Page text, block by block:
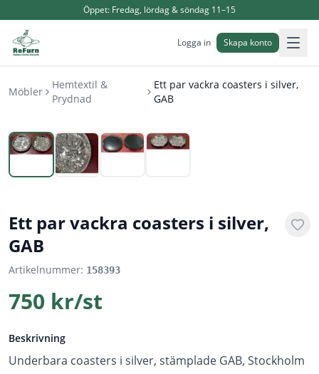
Öppet: Fredag, lördag & söndag 11–15
Logga in Skapa konto
Möbler
Hemtextil &
Prydnad
Ett par vackra coasters i silver,
GAB
Ett par vackra coasters i silver,
GAB
Artikelnummer: 158393
750 kr/st
Beskrivning
Underbara coasters i silver, stämplade GAB, Stockholm